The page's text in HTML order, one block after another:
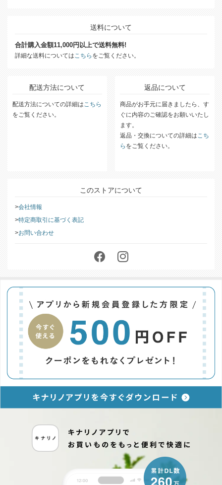
送料について
合計購入金額11,000円以上で送料無料!
詳細な送料については こちら をご覧ください。
配送方法について
配送方法についての詳細は こちら
をご覧ください。
返品について
商品がお手元に届きましたら、す
ぐに内容のご確認をお願いいたし
ます。
返品・交換についての詳細は こち
ら をご覧ください。
このストアについて
会社情報
特定商取引に基づく表記
お問い合わせ